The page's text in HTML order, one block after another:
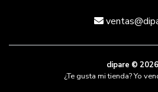
dipare © 2026
¿Te gusta mi tienda? Yo